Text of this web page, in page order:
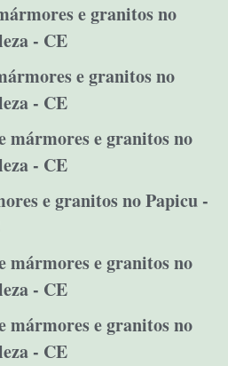
e granitos no
- CE
e granitos no
- CE
mármores e granitos no
- CE
e granitos no Papicu -
mármores e granitos no
- CE
mármores e granitos no
- CE